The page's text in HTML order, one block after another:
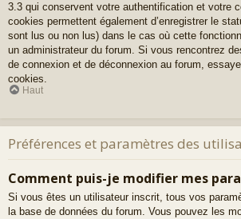
3.3 qui conservent votre authentification et votre
cookies permettent également d’enregistrer le
sont lus ou non lus) dans le cas où cette
un administrateur du forum. Si vous rencontrez
de connexion et de déconnexion au forum,
cookies.
Haut
Préférences et paramètres des
Comment puis-je modifier mes
Si vous êtes un utilisateur inscrit, tous vos
la base de données du forum. Vous pouvez les